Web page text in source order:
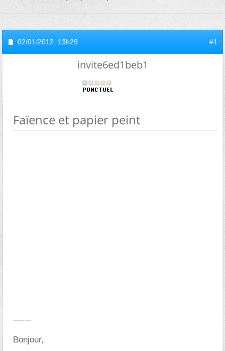
02/01/2012, 13h29 #1
invite6ed1beb1
Faïence et papier peint
------
Bonjour,